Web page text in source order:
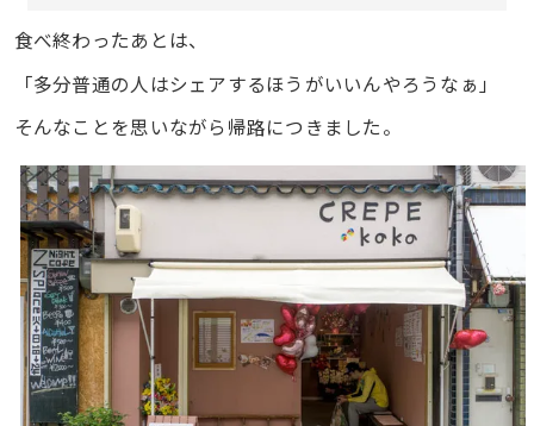
食べ終わったあとは、
「多分普通の人はシェアするほうがいいんやろうなぁ」
そんなことを思いながら帰路につきました。